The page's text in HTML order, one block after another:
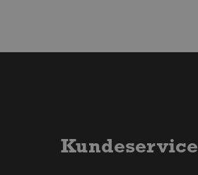
Kundeservice